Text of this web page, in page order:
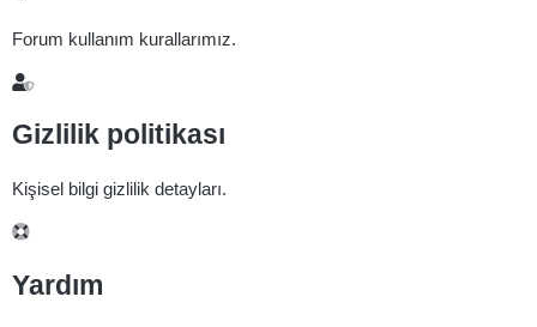
Forum kullanım kurallarımız.
Gizlilik politikası
Kişisel bilgi gizlilik detayları.
Yardım